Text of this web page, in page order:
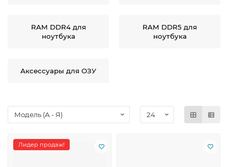
RAM DDR4 для
ноутбука
RAM DDR5 для
ноутбука
Аксессуары для ОЗУ
Лидер продаж!